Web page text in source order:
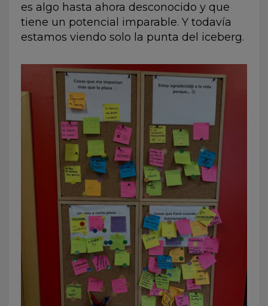
es algo hasta ahora desconocido y que
tiene un potencial imparable. Y todavía
estamos viendo solo la punta del iceberg.